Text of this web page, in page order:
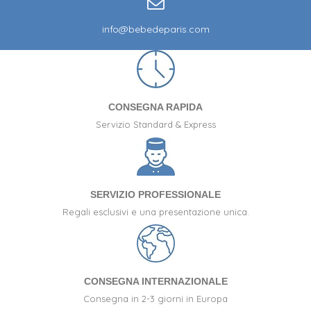
info@bebedeparis.com
CONSEGNA RAPIDA
Servizio Standard & Express
SERVIZIO PROFESSIONALE
Regali esclusivi e una presentazione unica.
CONSEGNA INTERNAZIONALE
Consegna in 2-3 giorni in Europa